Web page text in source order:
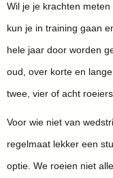
Wil je je krachten
kun je in training gaan
hele jaar door worden
oud, over korte en
twee, vier of acht roeiers.
Voor wie niet van
regelmaat lekker een
optie. We roeien niet